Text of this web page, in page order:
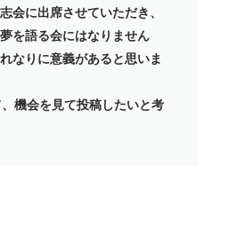
会に出席させていただき、
を語る会にはなりません
なりに意義があると思いま
機会を見て投稿したいと考